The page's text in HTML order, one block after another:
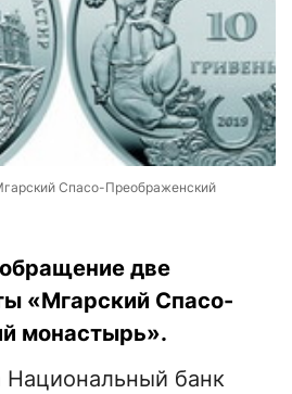
Спасо-Преображенский
две
«Мгарский Спасо-
монастырь».
Национальный банк